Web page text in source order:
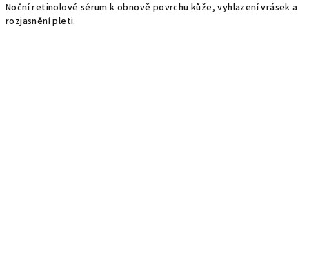
Noční retinolové sérum k obnově povrchu kůže, vyhlazení vrásek a
rozjasnění pleti.